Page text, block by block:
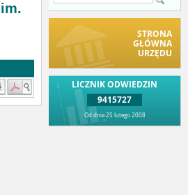
STRONA
GŁÓWNA
URZĘDU
LICZNIK ODWIEDZIN
9415727
Od dnia 25 lutego 2008